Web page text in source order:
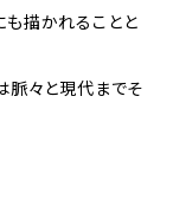
描かれることと
脈々と現代までそ